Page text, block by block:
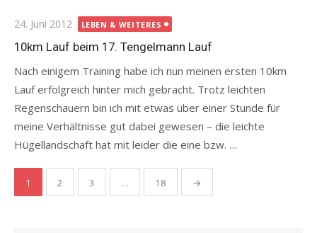
Posted
on
24. Juni 2012 LEBEN & WEITERES
10km Lauf beim 17. Tengelmann Lauf
Nach einigem Training habe ich nun meinen ersten 10km
Lauf erfolgreich hinter mich gebracht. Trotz leichten
Regenschauern bin ich mit etwas über einer Stunde für
meine Verhältnisse gut dabei gewesen – die leichte
Hügellandschaft hat mit leider die eine bzw. …
Seitennummerierung
der
1 2 3 … 18 →